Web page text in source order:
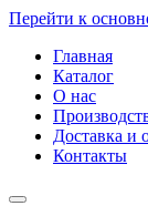
Перейти к
Главная
Каталог
О нас
Доставка и
Контакты